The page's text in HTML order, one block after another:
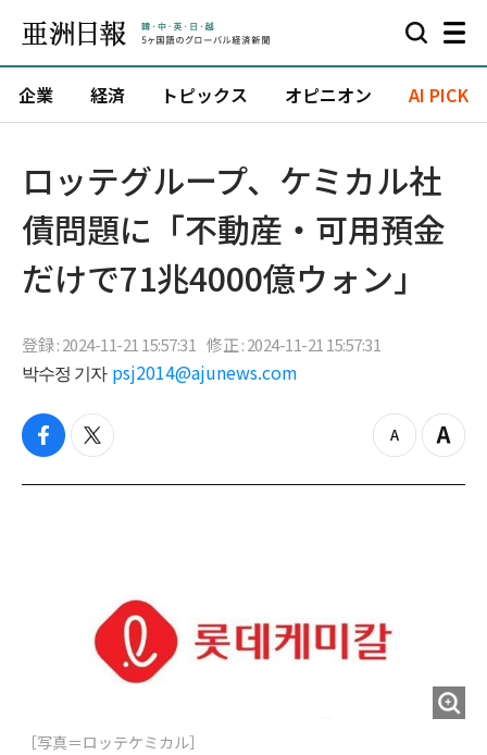
企業 経済 トピックス オピニオン AI PICK
ロッテグループ、ケミカル社
債問題に「不動産・可用預金
だけで71兆4000億ウォン」
登録 : 2024-11-21 15:57:31 修正 : 2024-11-21 15:57:31
박수정 기자 psj2014@ajunews.com
f
c
t
i
z
o
Z
o
［写真＝ロッテケミカル］